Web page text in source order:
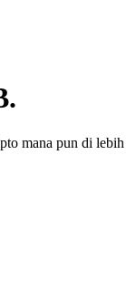
.
mana pun di